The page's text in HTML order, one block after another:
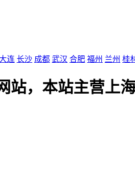
大连 长沙 成都 武汉 合肥 福州 兰州 桂
，本站主营上